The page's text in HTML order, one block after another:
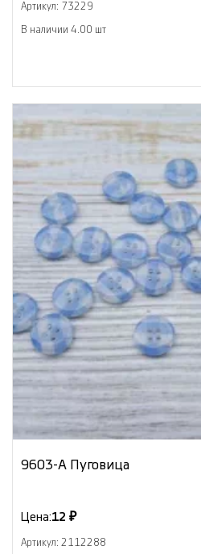
Артикул: 73229
В наличии 4.00 шт
9603-А Пуговица
Цена:12 ₽
Артикул: 2112288